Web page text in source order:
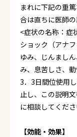
まれに下記の重
合は直ちに医師の
<症状の名称：症
ショック（アナ
ゆみ、じんまし
み、息苦しさ、
3．3日間位使用
止し、この説明
に相談してくださ
【効能・効果】